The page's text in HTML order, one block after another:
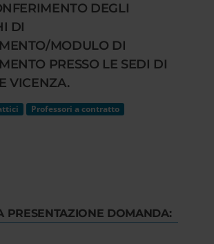
DEGLI
DI
MODULO DI
PRESSO LE SEDI DI
VICENZA.
Professori a contratto
PRESENTAZIONE DOMANDA: